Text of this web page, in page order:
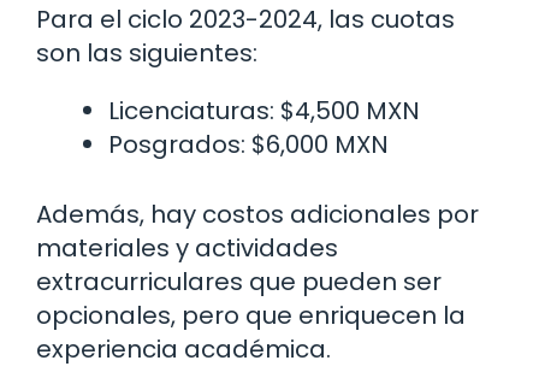
Para el ciclo 2023-2024, las cuotas
son las siguientes:
Licenciaturas: $4,500 MXN
Posgrados: $6,000 MXN
Además, hay costos adicionales por
materiales y actividades
extracurriculares que pueden ser
opcionales, pero que enriquecen la
experiencia académica.